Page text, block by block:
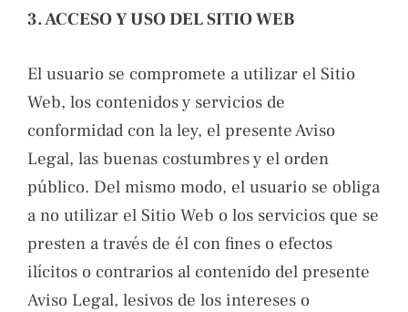
3. ACCESO Y USO DEL SITIO WEB
El usuario se compromete a utilizar el Sitio
Web, los contenidos y servicios de
conformidad con la ley, el presente Aviso
Legal, las buenas costumbres y el orden
público. Del mismo modo, el usuario se obliga
a no utilizar el Sitio Web o los servicios que se
presten a través de él con fines o efectos
ilícitos o contrarios al contenido del presente
Aviso Legal, lesivos de los intereses o